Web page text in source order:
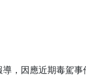
，因應近期毒駕